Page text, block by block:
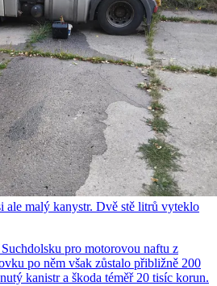
ale malý kanystr. Dvě stě litrů vyteklo
pro motorovou naftu z
po něm však zůstalo přibližně 200
kanistr a škoda téměř 20 tisíc korun.